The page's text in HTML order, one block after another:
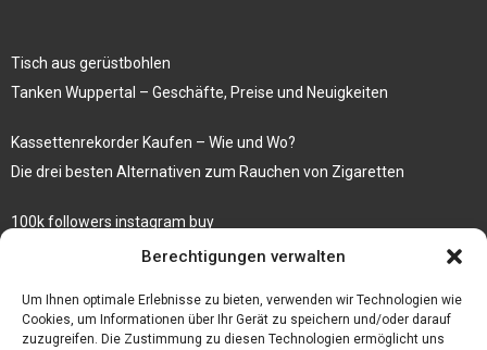
Berechtigungen verwalten
Um Ihnen optimale Erlebnisse zu bieten, verwenden wir Technologien wie
Cookies, um Informationen über Ihr Gerät zu speichern und/oder darauf
zuzugreifen. Die Zustimmung zu diesen Technologien ermöglicht uns
Tisch aus gerüstbohlen
Tanken Wuppertal – Geschäfte, Preise und Neuigkeiten
Kassettenrekorder Kaufen – Wie und Wo?
Die drei besten Alternativen zum Rauchen von Zigaretten
100k followers instagram buy
Rezepte für gekochte Süßkartoffeln
Gönnen Sie sich bedruckte Fliesen mit einem eigenen Bild